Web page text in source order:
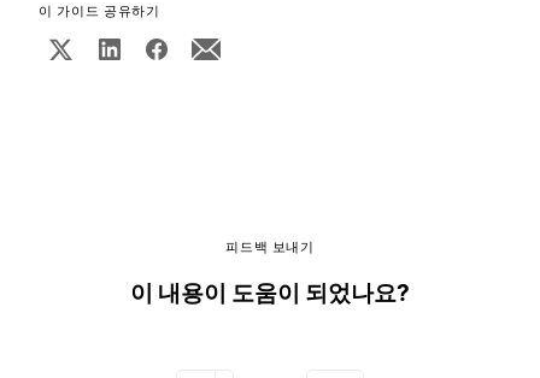
이 가이드 공유하기
피드백 보내기
이 내용이 도움이 되었나요?